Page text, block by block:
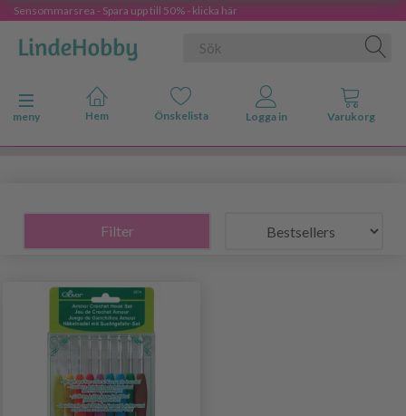
Sensommarsrea - Spara upp till 50% - klicka här
Ändra navigering
meny
Filter